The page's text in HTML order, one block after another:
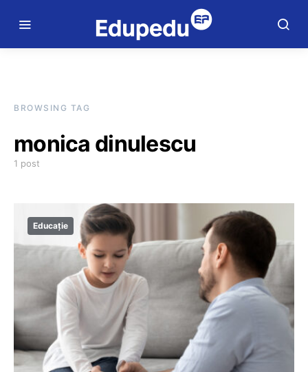
BROWSING TAG
monica dinulescu
1 post
Educație